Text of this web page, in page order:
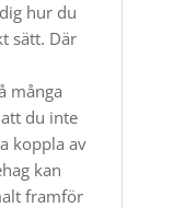
hur du
sätt. Där
många
du inte
koppla av
kan
framför